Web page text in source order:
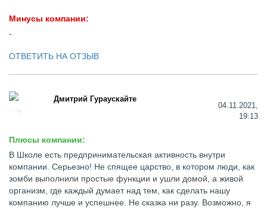
Минусы компании:
-
ОТВЕТИТЬ НА ОТЗЫВ
Дмитрий Гураускайте
04.11.2021,
19:13
Плюсы компании:
В Школе есть предпринимательская активность внутри
компании. Серьезно! Не спящее царство, в котором люди, как
зомби выполнили простые функции и ушли домой, а живой
организм, где каждый думает над тем, как сделать нашу
компанию лучше и успешнее. Не сказка ни разу. Возможно, я